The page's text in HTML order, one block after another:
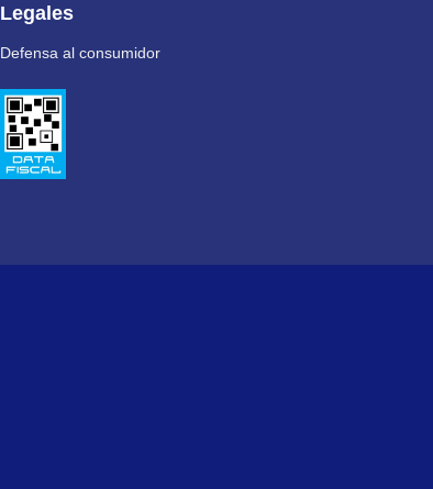
Legales
Defensa al consumidor